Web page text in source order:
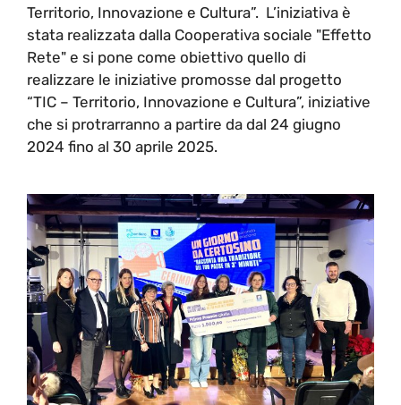
Territorio, Innovazione e Cultura”. L’iniziativa è
stata realizzata dalla Cooperativa sociale "Effetto
Rete" e si pone come obiettivo quello di
realizzare le iniziative promosse dal progetto
“TIC – Territorio, Innovazione e Cultura”, iniziative
che si protrarranno a partire da dal 24 giugno
2024 fino al 30 aprile 2025.